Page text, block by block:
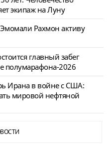
экипаж на Луну
Рахмон активу
главный забег
полумарафона-2026
Ирана в войне с США:
мировой нефтяной